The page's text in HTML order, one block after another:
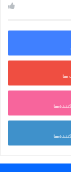
ها